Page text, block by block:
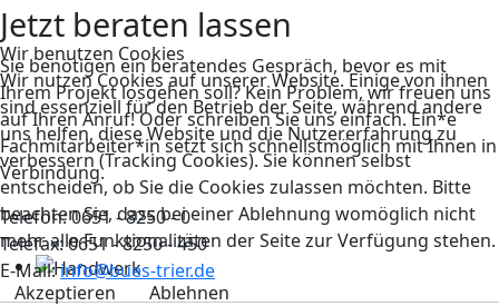
Jetzt beraten lassen
Sie benötigen ein beratendes Gespräch, bevor es mit
Ihrem Projekt losgehen soll? Kein Problem, wir freuen uns
auf Ihren Anruf! Oder schreiben Sie uns einfach. Ein*e
Fachmitarbeiter*in setzt sich schnellstmöglich mit Ihnen in
Verbindung.
Telefon: 0651 - 8250 - 0
Telefax: 0651 - 8250 - 450
E-Mail:info@bues-trier.de
Wir benutzen Cookies
Wir nutzen Cookies auf unserer Website. Einige von ihnen
sind essenziell für den Betrieb der Seite, während andere
uns helfen, diese Website und die Nutzererfahrung zu
verbessern (Tracking Cookies). Sie können selbst
entscheiden, ob Sie die Cookies zulassen möchten. Bitte
beachten Sie, dass bei einer Ablehnung womöglich nicht
mehr alle Funktionalitäten der Seite zur Verfügung stehen.
Akzeptieren
Ablehnen